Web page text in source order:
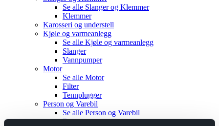
Se alle Slanger og Klemmer
Klemmer
Karosseri og understell
Kjøle og varmeanlegg
Se alle Kjøle og varmeanlegg
Slanger
Vannpumper
Motor
Se alle Motor
Filter
Tennplugger
Person og Varebil
Se alle Person og Varebil
Brems